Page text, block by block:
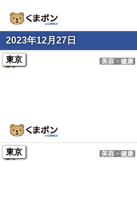
2023年12月27日
東京 美容・健康
東京 美容・健康